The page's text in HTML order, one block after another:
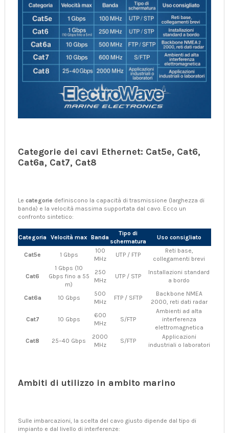
Categorie dei cavi Ethernet: Cat5e, Cat6,
Cat6a, Cat7, Cat8
Le categorie definiscono la capacità di trasmissione (larghezza di
banda) e la velocità massima supportata dal cavo. Ecco un
confronto sintetico:
Categoria Velocità max Banda
Tipo di
schermatura
Uso consigliato
Cat5e 1 Gbps
100
MHz
UTP / FTP
Reti base,
collegamenti brevi
Cat6
1 Gbps (10
Gbps fino a 55
m)
250
MHz
UTP / STP
Installazioni standard
a bordo
Cat6a 10 Gbps
500
MHz
FTP / SFTP
Backbone NMEA
2000, reti dati radar
Cat7 10 Gbps
600
MHz
S/FTP
Ambienti ad alta
interferenza
elettromagnetica
Cat8
25–40 Gbps
2000
MHz
S/FTP
Applicazioni
industriali o laboratori
Ambiti di utilizzo in ambito marino
Sulle imbarcazioni, la scelta del cavo giusto dipende dal tipo di
impianto e dal livello di interferenze: